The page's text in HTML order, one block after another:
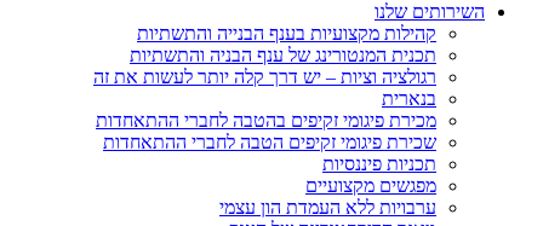
השירותים שלנו
קהילות מקצועיות בענף הבנייה והתשתיות
תכנית המנטורינג של ענף הבניה והתשתיות
רגולציה וציות – יש דרך קלה יותר לעשות את זה
בנארית
מכירת פיגומי זקיפים בהטבה לחברי ההתאחדות
שכירת פיגומי זקיפים הטבה לחברי ההתאחדות
תכניות פיננסיות
מפגשים מקצועיים
ערבויות ללא העמדת הון עצמי